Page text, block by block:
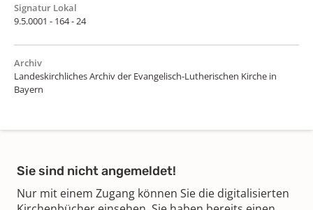
Signatur Lokal
9.5.0001 - 164 - 24
Archiv
Landeskirchliches Archiv der Evangelisch-Lutherischen Kirche in
Bayern
Sie sind nicht angemeldet!
Nur mit einem Zugang können Sie die digitalisierten